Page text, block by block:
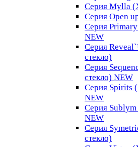
Серия Mylla
Серия Open
Серия
NEW
Серия
стекло)
Серия
стекло) NEW
Серия Spirits
NEW
Серия Sublym
NEW
Серия
стекло)